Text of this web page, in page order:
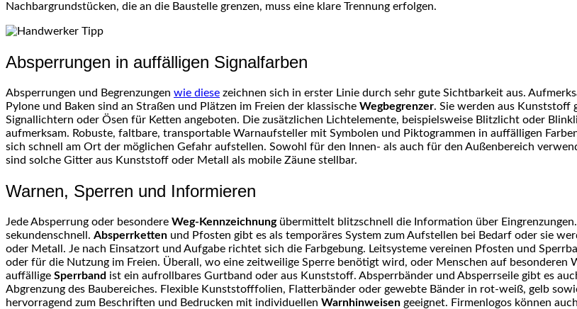
Nachbargrundstücken, die an die Baustelle grenzen, muss eine klare Trennung erfolgen.
Absperrungen in auffälligen Signalfarben
Absperrungen und Begrenzungen wie diese zeichnen sich in erster Linie durch sehr gute Sichtbarkeit aus.
Pylone und Baken sind an Straßen und Plätzen im Freien der klassische Wegbegrenzer. Sie werden aus Kunststoff
Signallichtern oder Ösen für Ketten angeboten. Die zusätzlichen Lichtelemente, beispielsweise Blitzlicht oder
aufmerksam. Robuste, faltbare, transportable Warnaufsteller mit Symbolen und Piktogrammen in auffälligen
sich schnell am Ort der möglichen Gefahr aufstellen. Sowohl für den Innen- als auch für den Außenbereich
sind solche Gitter aus Kunststoff oder Metall als mobile Zäune stellbar.
Warnen, Sperren und Informieren
Jede Absperrung oder besondere Weg-Kennzeichnungübermittelt blitzschnell die Information über
sekundenschnell. Absperrketten und Pfosten gibt es als temporäres System zum Aufstellen bei Bedarf oder sie
oder Metall. Je nach Einsatzort und Aufgabe richtet sich die Farbgebung. Leitsysteme vereinen Pfosten und
oder für die Nutzung im Freien. Überall, wo eine zeitweilige Sperre benötigt wird, oder Menschen auf besonderen
auffällige Sperrband ist ein aufrollbares Gurtband oder aus Kunststoff. Absperrbänder und Absperrseile gibt es
Abgrenzung des Baubereiches. Flexible Kunststofffolien, Flatterbänder oder gewebte Bänder in rot-weiß, gelb
hervorragend zum Beschriften und Bedrucken mit individuellen Warnhinweisen geeignet. Firmenlogos können